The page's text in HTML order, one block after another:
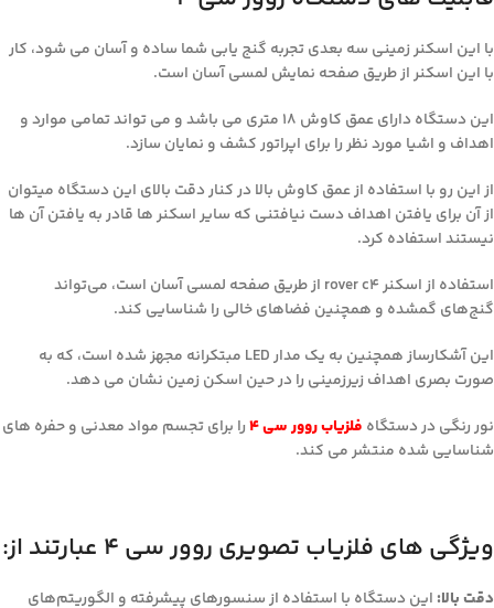
با این اسکنر زمینی سه بعدی تجربه گنج یابی شما ساده و آسان می شود، کار
با این اسکنر از طریق صفحه نمایش لمسی آسان است.
این دستگاه دارای عمق کاوش ۱۸ متری می باشد و می تواند تمامی موارد و
اهداف و اشیا مورد نظر را برای اپراتور کشف و نمایان سازد.
از این رو با استفاده از عمق کاوش بالا در کنار دقت بالای این دستگاه میتوان
از آن برای یافتن اهداف دست نیافتنی که سایر اسکنر ها قادر به یافتن آن ها
نیستند استفاده کرد.
استفاده از اسکنر rover c4 از طریق صفحه لمسی آسان است، می‌تواند
گنج‌های گمشده و همچنین فضاهای خالی را شناسایی کند.
این آشکارساز همچنین به یک مدار LED مبتکرانه مجهز شده است، که به
صورت بصری اهداف زیرزمینی را در حین اسکن زمین نشان می دهد.
نور رنگی در دستگاه فلزیاب روور سی 4
را برای تجسم مواد معدنی و حفره های
شناسایی شده منتشر می کند.
ویژگی های فلزیاب تصویری روور سی 4 عبارتند از:
دقت بالا: این دستگاه با استفاده از سنسورهای پیشرفته و الگوریتم‌های